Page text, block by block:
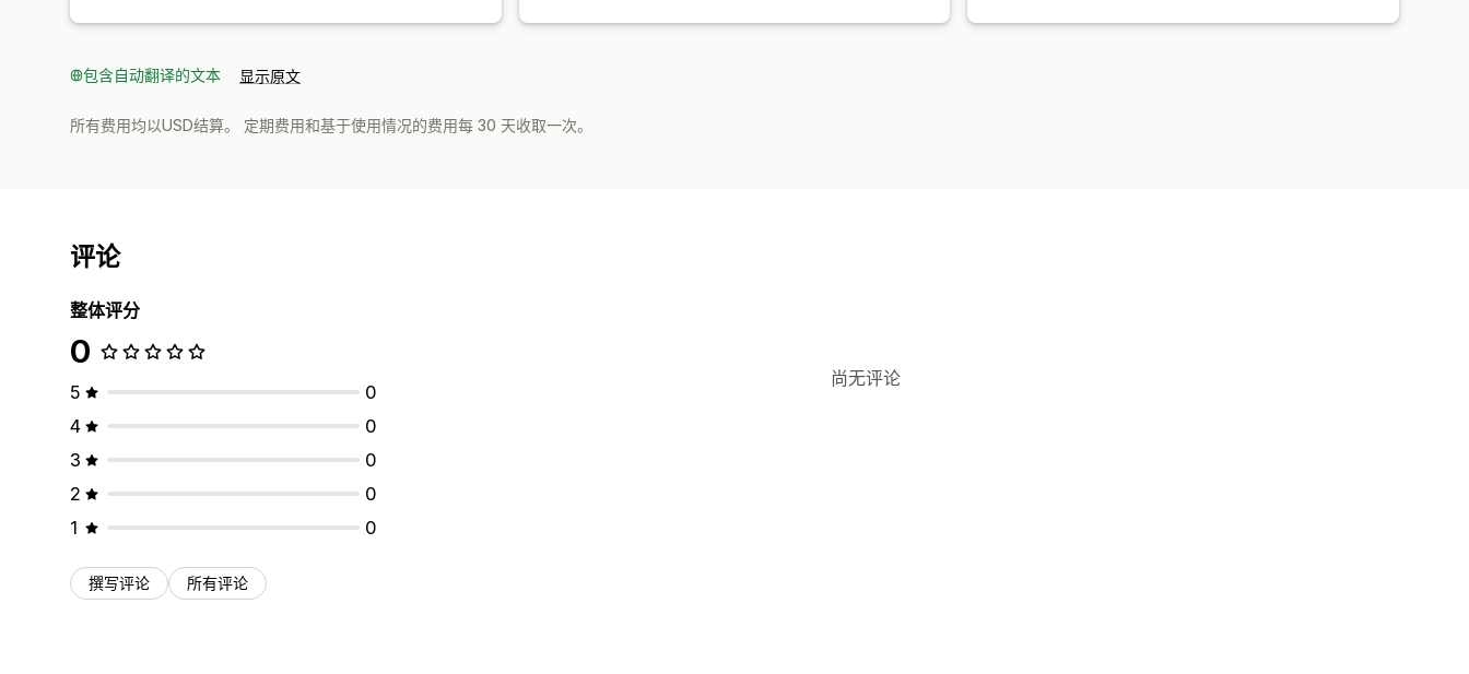
包含自动翻译的文本 显示原文
所有费用均以USD结算。 定期费用和基于使用情况的费用每 30 天收取一次。
评论
整体评分
0
5
0
4
0
3
0
2
0
1
0
撰写评论 所有评论
尚无评论